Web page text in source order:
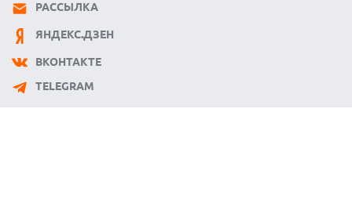
РАССЫЛКА
ЯНДЕКС.ДЗЕН
ВКОНТАКТЕ
TELEGRAM